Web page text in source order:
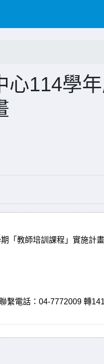
心114學
「教師培訓課程」實施計畫
繫電話： 04-7772009 轉